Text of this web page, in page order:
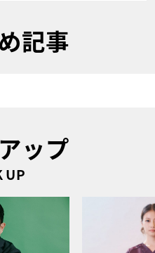
記事
ップ
UP